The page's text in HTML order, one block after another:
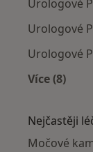
Urologové
Urologové
Urologové
Více (8)
Nejčastěji
Močové